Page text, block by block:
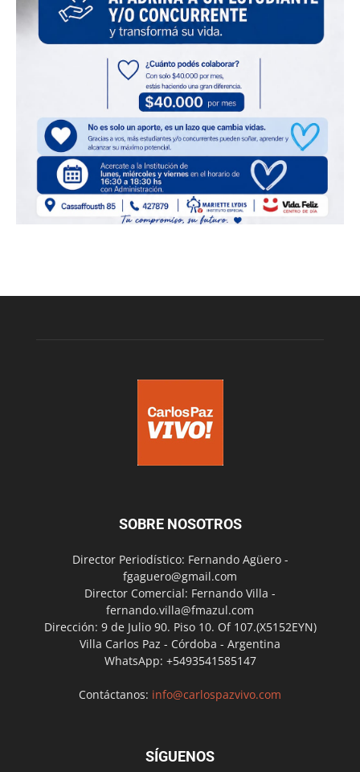
SOBRE NOSOTROS
Director Periodístico: Fernando Agüero -
fgaguero@gmail.com
Director Comercial: Fernando Villa -
fernando.villa@fmazul.com
Dirección: 9 de Julio 90. Piso 10. Of 107.(X5152EYN)
Villa Carlos Paz - Córdoba - Argentina
WhatsApp: +5493541585147
Contáctanos: info@carlospazvivo.com
SÍGUENOS